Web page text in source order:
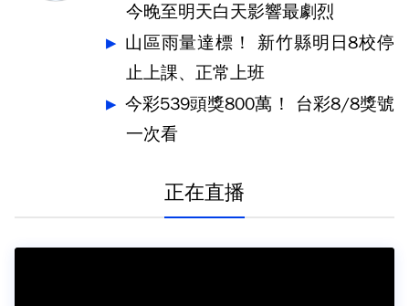
今晚至明天白天影響最劇烈
山區雨量達標！ 新竹縣明日8校停
止上課、正常上班
今彩539頭獎800萬！ 台彩8/8獎號
一次看
正在直播